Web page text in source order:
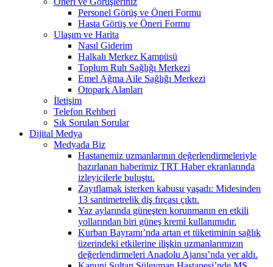
Personel Görüş ve Öneri Formu
Hasta Görüş ve Öneri Formu
Ulaşım ve Harita
Nasıl Giderim
Halkalı Merkez Kampüsü
Toplum Ruh Sağlığı Merkezi
Emel Ağma Aile Sağlığı Merkezi
Otopark Alanları
İletişim
Telefon Rehberi
Sık Sorulan Sorular
Dijital Medya
Medyada Biz
Hastanemiz uzmanlarının değerlendirmeleriyle
hazırlanan haberimiz TRT Haber ekranlarında
izleyicilerle buluştu.
Zayıflamak isterken kabusu yaşadı: Midesinden
13 santimetrelik diş fırçası çıktı.
Yaz aylarında güneşten korunmanın en etkili
yollarından biri güneş kremi kullanımıdır.
Kurban Bayramı’nda artan et tüketiminin sağlık
üzerindeki etkilerine ilişkin uzmanlarımızın
değerlendirmeleri Anadolu Ajansı’nda yer aldı.